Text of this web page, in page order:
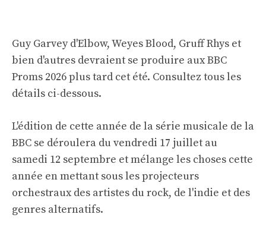
Guy Garvey d'Elbow, Weyes Blood, Gruff Rhys et
bien d'autres devraient se produire aux BBC
Proms 2026 plus tard cet été. Consultez tous les
détails ci-dessous.
L'édition de cette année de la série musicale de la
BBC se déroulera du vendredi 17 juillet au
samedi 12 septembre et mélange les choses cette
année en mettant sous les projecteurs
orchestraux des artistes du rock, de l'indie et des
genres alternatifs.